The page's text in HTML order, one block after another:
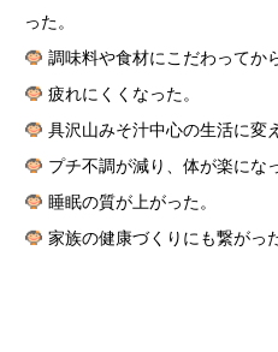
った。
調味料や食材にこだわってか
疲れにくくなった。
具沢山みそ汁中心の生活に変
プチ不調が減り、体が楽にな
睡眠の質が上がった。
家族の健康づくりにも繋がっ